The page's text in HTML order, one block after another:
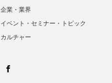
企業・業界
イベント・セミナー・トピック
カルチャー